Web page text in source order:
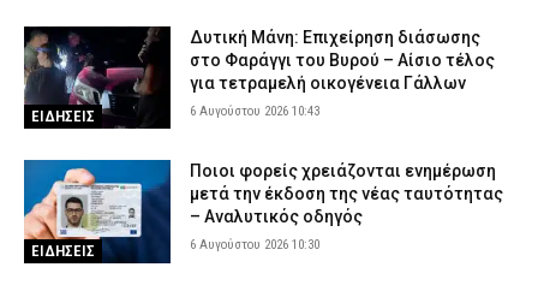
ΕΙΔΗΣΕΙΣ
Δυτική Μάνη: Επιχείρηση διάσωσης
στο Φαράγγι του Βυρού – Αίσιο τέλος
για τετραμελή οικογένεια Γάλλων
6 Αυγούστου 2026 10:43
ΕΙΔΗΣΕΙΣ
Ποιοι φορείς χρειάζονται ενημέρωση
μετά την έκδοση της νέας ταυτότητας
– Αναλυτικός οδηγός
6 Αυγούστου 2026 10:30